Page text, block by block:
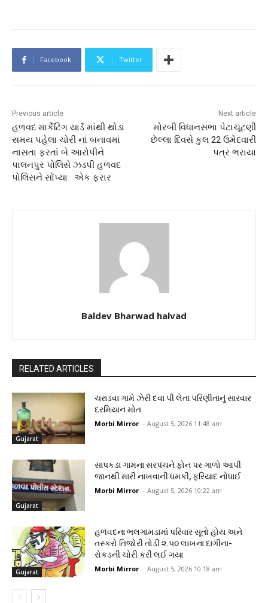
Facebook Twitter
Previous article
હળવદ માર્કેટિંગ યાર્ડ માંથી થોડા
સમય પહેલા ચોરી નાં બનાવમાં
નાસતા ફરતાં બે આરોપીને
પાલનપુર પોલિસે ઝડપી હળવદ
પોલિસને સોંપ્યા : એક ફરાર
Next article
મોરબી વિધાનસભા પેટાચૂંટણી
છેલ્લા દિવસે કુલ 22 ઉમેદવારી
પત્ર ભરાયા
Baldev Bharwad halvad
RELATED ARTICLES
Gujarat
ચરાડવા ગામે ઝેરી દવા પી લેતા પરિણીતાનું સારવાર
દરમિયાન મોત
Morbi Mirror - August 5, 2026 11:48 am
Gujarat
સાપકડા ગામના સરપંચને ફોન પર ગાળો આપી
જાનથી મારી નાખવાની ધમકી, ફરિયાદ નોંધાઈ
Morbi Mirror - August 5, 2026 10:22 am
Gujarat
હળવદના ભલગામડામાં પરિવાર સૂતો હોય અને
તસ્કરો તિજોરી તોડી ૨.૫૦ લાખના દાગીના-
રોકડની ચોરી કરી લઈ ગયા
Morbi Mirror - August 5, 2026 10:18 am